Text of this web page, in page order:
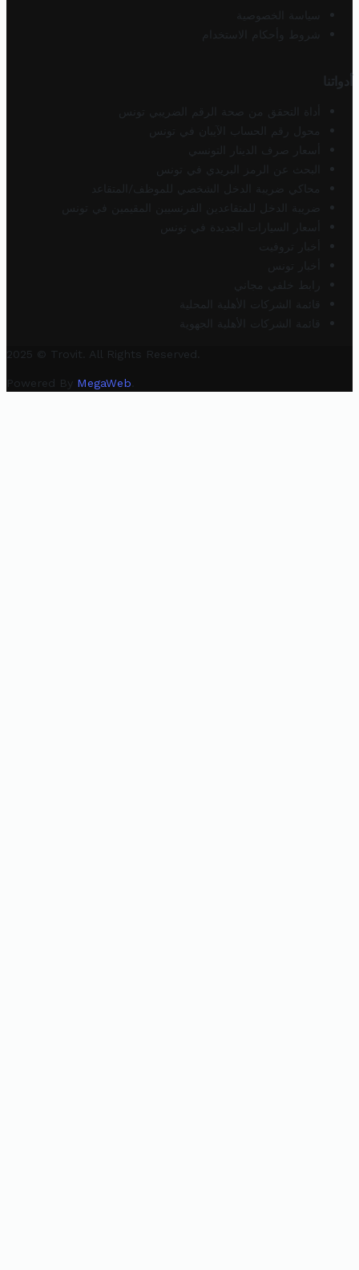
سياسة الخصوصية
شروط وأحكام الاستخدام
أدواتنا
أداة التحقق من صحة الرقم الضريبي تونس
محول رقم الحساب الآيبان في تونس
أسعار صرف الدينار التونسي
البحث عن الرمز البريدي في تونس
محاكي ضريبة الدخل الشخصي للموظف/المتقاعد
ضريبة الدخل للمتقاعدين الفرنسيين المقيمين في تونس
أسعار السيارات الجديدة في تونس
أخبار تروفيت
أخبار تونس
رابط خلفي مجاني
قائمة الشركات الأهلية المحلية
قائمة الشركات الأهلية الجهوية
2025 © Trovit. All Rights Reserved.
Powered By MegaWeb